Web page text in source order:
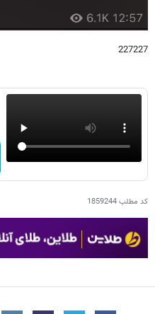
227227
کد مطلب1859244